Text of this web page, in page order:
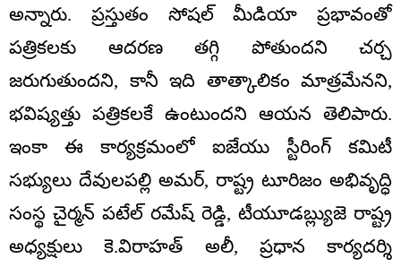
అన్నారు. ప్రస్తుతం సోషల్ మీడియా ప్రభావంతో
పత్రికలకు ఆదరణ తగ్గి పోతుందని చర్చ
జరుగుతుందని, కానీ ఇది తాత్కాలికం మాత్రమేనని,
భవిష్యత్తు పత్రికలకే ఉంటుందని ఆయన తెలిపారు.
ఇంకా ఈ కార్యక్రమంలో ఐజేయు స్టీరింగ్ కమిటీ
సభ్యులు దేవులపల్లి అమర్, రాష్ట్ర టూరిజం అభివృద్ధి
సంస్థ చైర్మన్ పటేల్ రమేష్ రెడ్డి, టీయూడబ్ల్యుజె రాష్ట్ర
అధ్యక్షులు కె.విరాహత్ అలీ, ప్రధాన కార్యదర్శి